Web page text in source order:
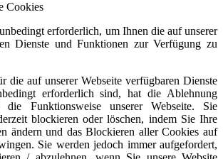
Cookies
erforderlich, um Ihnen die auf unserer
Dienste und Funktionen zur Verfügung zu
die auf unserer Webseite verfügbaren Dienste
erforderlich sind, hat die Ablehnung
die Funktionsweise unserer Webseite. Sie
blockieren oder löschen, indem Sie Ihre
ändern und das Blockieren aller Cookies auf
Sie werden jedoch immer aufgefordert,